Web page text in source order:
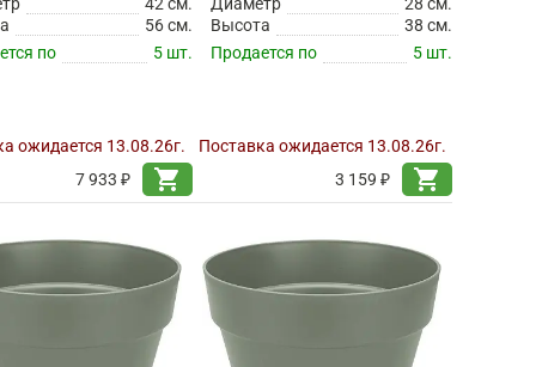
56 см.
по
5 шт.
ожидается 13.08.26г.
7 933 ₽
shopping_cart
Высота
38 см.
Продается по
5 шт.
Поставка ожидается 13.08.26г.
3 159 ₽
shopping_cart